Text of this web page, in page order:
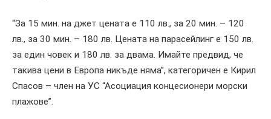
“За 15 мин. на джет цената е 110 лв., за 20 мин. – 120
лв., за 30 мин. – 180 лв. Цената на парасейлинг е 150 лв.
за един човек и 180 лв. за двама. Имайте предвид, че
такива цени в Европа никъде няма”, категоричен е Кирил
Спасов – член на УС “Асоциация концесионери морски
плажове”.